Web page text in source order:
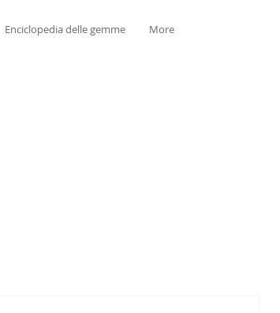
Enciclopedia delle gemme More